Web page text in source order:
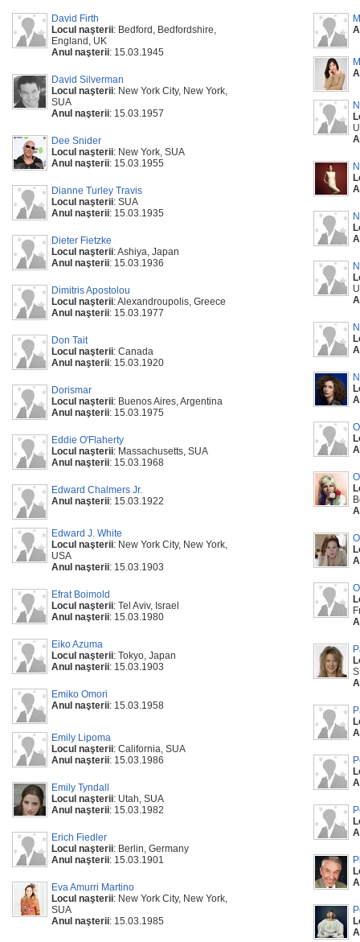
David Firth
Locul naşterii: Bedford, Bedfordshire,
England, UK
Anul naşterii: 15.03.1945
David Silverman
Locul naşterii: New York City, New York,
SUA
Anul naşterii: 15.03.1957
Dee Snider
Locul naşterii: New York, SUA
Anul naşterii: 15.03.1955
Dianne Turley Travis
Locul naşterii: SUA
Anul naşterii: 15.03.1935
Dieter Fietzke
Locul naşterii: Ashiya, Japan
Anul naşterii: 15.03.1936
Dimitris Apostolou
Locul naşterii: Alexandroupolis, Greece
Anul naşterii: 15.03.1977
Don Tait
Locul naşterii: Canada
Anul naşterii: 15.03.1920
Dorismar
Locul naşterii: Buenos Aires, Argentina
Anul naşterii: 15.03.1975
Eddie O'Flaherty
Locul naşterii: Massachusetts, SUA
Anul naşterii: 15.03.1968
Edward Chalmers Jr.
Anul naşterii: 15.03.1922
Edward J. White
Locul naşterii: New York City, New York,
USA
Anul naşterii: 15.03.1903
Efrat Boimold
Locul naşterii: Tel Aviv, Israel
Anul naşterii: 15.03.1980
Eiko Azuma
Locul naşterii: Tokyo, Japan
Anul naşterii: 15.03.1903
Emiko Omori
Anul naşterii: 15.03.1958
Emily Lipoma
Locul naşterii: California, SUA
Anul naşterii: 15.03.1986
Emily Tyndall
Locul naşterii: Utah, SUA
Anul naşterii: 15.03.1982
Erich Fiedler
Locul naşterii: Berlin, Germany
Anul naşterii: 15.03.1901
Eva Amurri Martino
Locul naşterii: New York City, New York,
SUA
Anul naşterii: 15.03.1985